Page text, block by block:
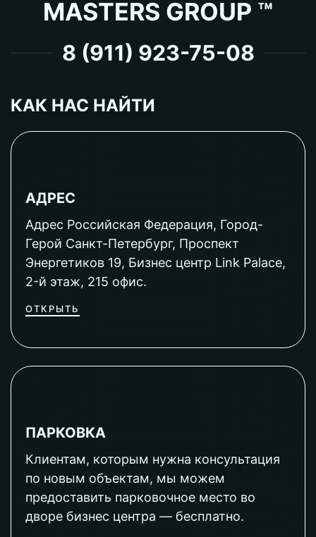
MASTERS GROUP ™
8 (911) 923-75-08
КАК НАС НАЙТИ
АДРЕС
Адрес Российская Федерация, Город-
Герой Санкт-Петербург, Проспект
Энергетиков 19, Бизнес центр Link Palace,
2-й этаж, 215 офис.
ОТКРЫТЬ
ПАРКОВКА
Клиентам, которым нужна консультация
по новым объектам, мы можем
предоставить парковочное место во
дворе бизнес центра — бесплатно.